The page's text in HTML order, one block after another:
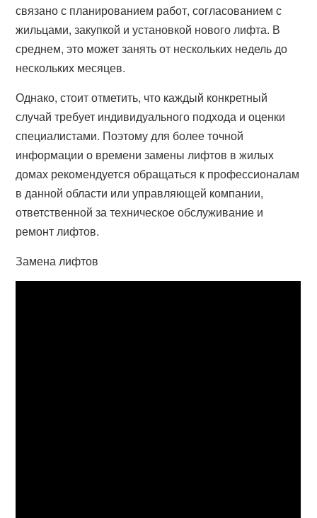
связано с планированием работ, согласованием с
жильцами, закупкой и установкой нового лифта. В
среднем, это может занять от нескольких недель до
нескольких месяцев.
Однако, стоит отметить, что каждый конкретный
случай требует индивидуального подхода и оценки
специалистами. Поэтому для более точной
информации о времени замены лифтов в жилых
домах рекомендуется обращаться к профессионалам
в данной области или управляющей компании,
ответственной за техническое обслуживание и
ремонт лифтов.
Замена лифтов